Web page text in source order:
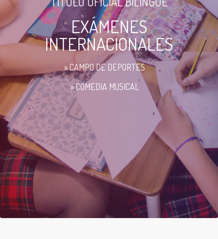
EXÁMENES
INTERNACIONALES
» CAMPO DE DEPORTES
» COMEDIA MUSICAL